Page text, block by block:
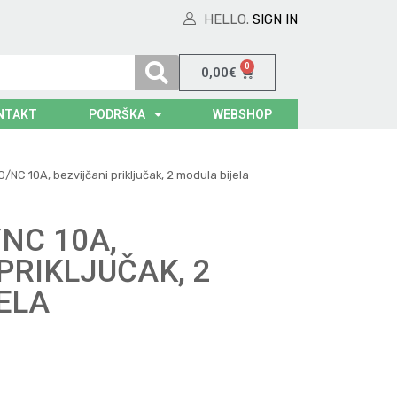
HELLO. SIGN IN
0,00€ 0
PODRŠKA WEBSHOP
NC 10A, bezvijčani priključak, 2 modula bijela
10A,
2